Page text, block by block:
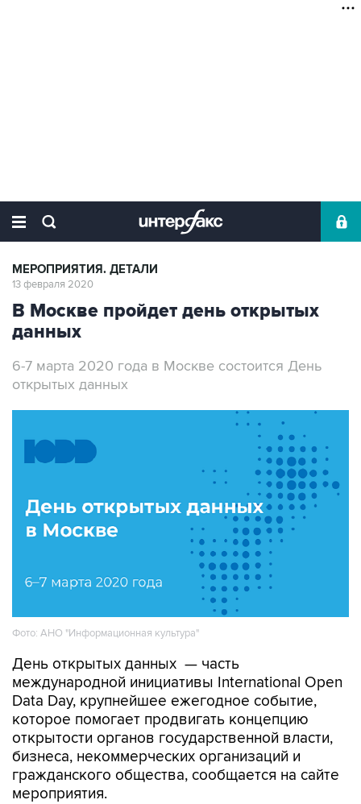
МЕРОПРИЯТИЯ. ДЕТАЛИ
13 февраля 2020
В Москве пройдет день открытых
данных
6-7 марта 2020 года в Москве состоится День
открытых данных
Фото: АНО "Информационная культура"
День открытых данных — часть
международной инициативы International Open
Data Day, крупнейшее ежегодное событие,
которое помогает продвигать концепцию
открытости органов государственной власти,
бизнеса, некоммерческих организаций и
гражданского общества, сообщается на сайте
мероприятия.